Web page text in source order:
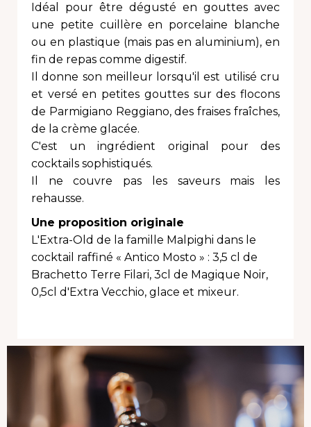
Idéal pour être dégusté en gouttes avec
une petite cuillère en porcelaine blanche
ou en plastique (mais pas en aluminium), en
fin de repas comme digestif.
Il donne son meilleur lorsqu'il est utilisé cru
et versé en petites gouttes sur des flocons
de Parmigiano Reggiano, des fraises fraîches,
de la crème glacée.
C'est un ingrédient original pour des
cocktails sophistiqués.
Il ne couvre pas les saveurs mais les
rehausse.
Une proposition originale
L'Extra-Old de la famille Malpighi dans le
cocktail raffiné « Antico Mosto » : 3,5 cl de
Brachetto Terre Filari, 3cl de Magique Noir,
0,5cl d'Extra Vecchio, glace et mixeur.